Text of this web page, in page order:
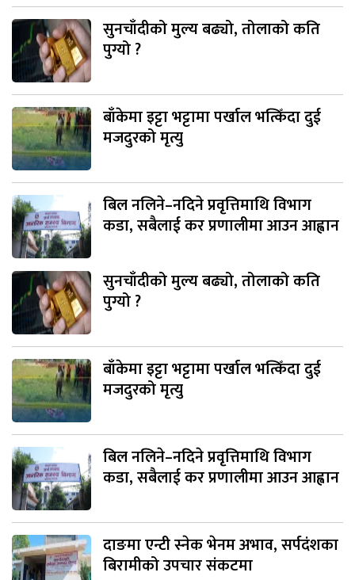
सुनचाँदीको मुल्य बढ्यो, तोलाको कति
पुग्यो ?
बाँकेमा इट्टा भट्टामा पर्खाल भत्किँदा दुई
मजदुरको मृत्यु
बिल नलिने–नदिने प्रवृत्तिमाथि विभाग
कडा, सबैलाई कर प्रणालीमा आउन आह्वान
सुनचाँदीको मुल्य बढ्यो, तोलाको कति
पुग्यो ?
बाँकेमा इट्टा भट्टामा पर्खाल भत्किँदा दुई
मजदुरको मृत्यु
बिल नलिने–नदिने प्रवृत्तिमाथि विभाग
कडा, सबैलाई कर प्रणालीमा आउन आह्वान
दाङमा एन्टी स्नेक भेनम अभाव, सर्पदंशका
बिरामीको उपचार संकटमा